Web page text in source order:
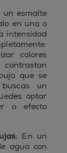
un esmalte
en una o
intensidad
colores
que se
un
optar
o efecto
En un
agua con